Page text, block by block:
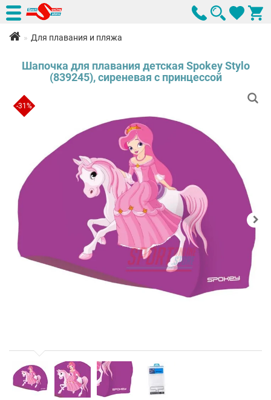
Для плавания и пляжа
Шапочка для плавания детская Spokey Stylo
(839245), сиреневая с принцессой
-31%